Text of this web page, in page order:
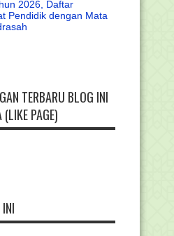
2026, Daftar
Pendidik dengan Mata
TERBARU BLOG INI
PAGE)